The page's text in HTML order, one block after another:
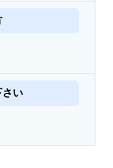
い